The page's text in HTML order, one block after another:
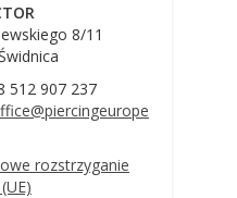
8/11
512 907 237
rozstrzyganie